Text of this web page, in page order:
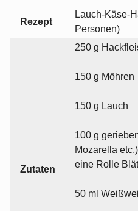
Rezept
Lauch-Käse-
Personen)
Zutaten
250 g
150 g Möhren
150 g Lauch
100 g
Mozarella etc.)
eine Rolle
50 ml